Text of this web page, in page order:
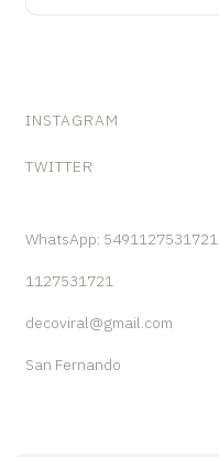
INSTAGRAM
TWITTER
WhatsApp: 5491127531721
1127531721
decoviral@gmail.com
San Fernando